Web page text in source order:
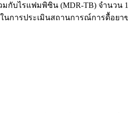
กับไรแฟมพิซิน (MDR-TB) จำนวน
ในการประเมินสถานการณ์การดื้อ